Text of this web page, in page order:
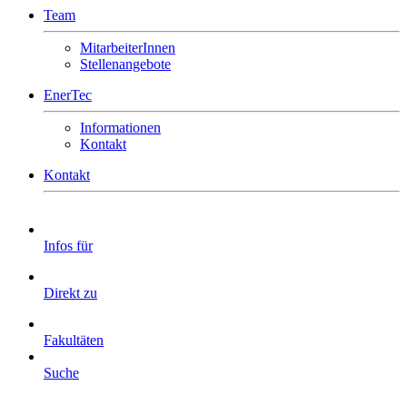
Team
MitarbeiterInnen
Stellenangebote
EnerTec
Informationen
Kontakt
Kontakt
Infos für
Direkt zu
Fakultäten
Suche